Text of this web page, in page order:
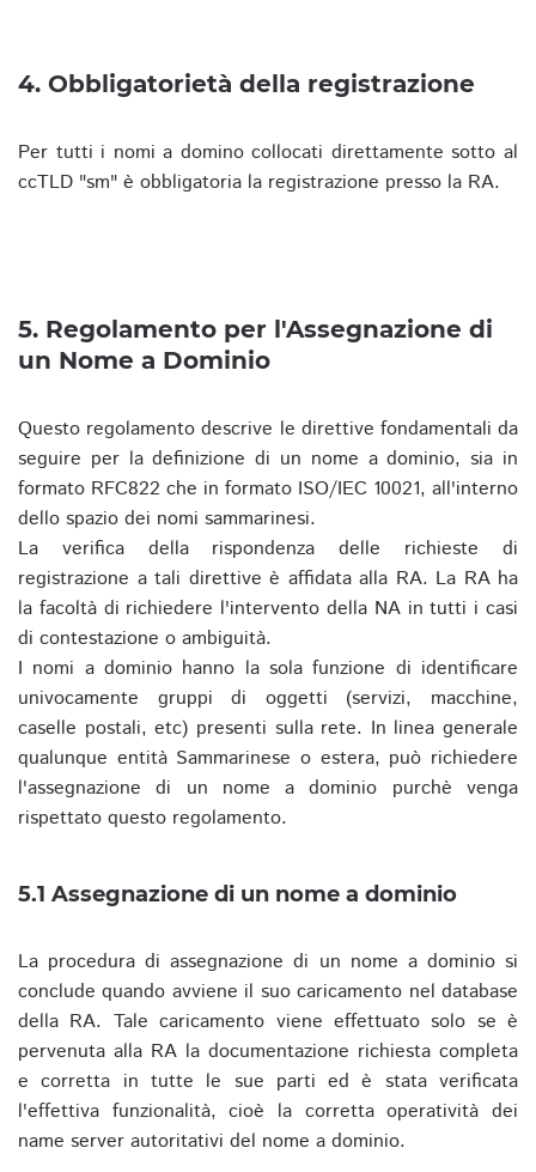
4. Obbligatorietà della registrazione
Per tutti i nomi a domino collocati direttamente sotto al
ccTLD "sm" è obbligatoria la registrazione presso la RA.
5. Regolamento per l'Assegnazione di
un Nome a Dominio
Questo regolamento descrive le direttive fondamentali da
seguire per la definizione di un nome a dominio, sia in
formato RFC822 che in formato ISO/IEC 10021, all'interno
dello spazio dei nomi sammarinesi.
La verifica della rispondenza delle richieste di
registrazione a tali direttive è affidata alla RA. La RA ha
la facoltà di richiedere l'intervento della NA in tutti i casi
di contestazione o ambiguità.
I nomi a dominio hanno la sola funzione di identificare
univocamente gruppi di oggetti (servizi, macchine,
caselle postali, etc) presenti sulla rete. In linea generale
qualunque entità Sammarinese o estera, può richiedere
l'assegnazione di un nome a dominio purchè venga
rispettato questo regolamento.
5.1 Assegnazione di un nome a dominio
La procedura di assegnazione di un nome a dominio si
conclude quando avviene il suo caricamento nel database
della RA. Tale caricamento viene effettuato solo se è
pervenuta alla RA la documentazione richiesta completa
e corretta in tutte le sue parti ed è stata verificata
l'effettiva funzionalità, cioè la corretta operatività dei
name server autoritativi del nome a dominio.